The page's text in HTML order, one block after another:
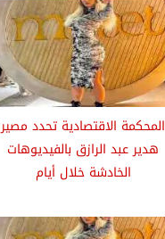
المحكمة الاقتصادية تحدد مصير
هدير عبد الرازق بالفيديوهات
الخادشة خلال أيام